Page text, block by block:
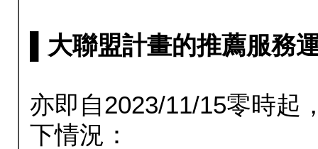
▌大聯盟計畫的推薦服務
亦即自2023/11/15零時起
下情況：